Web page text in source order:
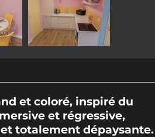
et coloré, inspiré du
et régressive,
totalement dépaysante.